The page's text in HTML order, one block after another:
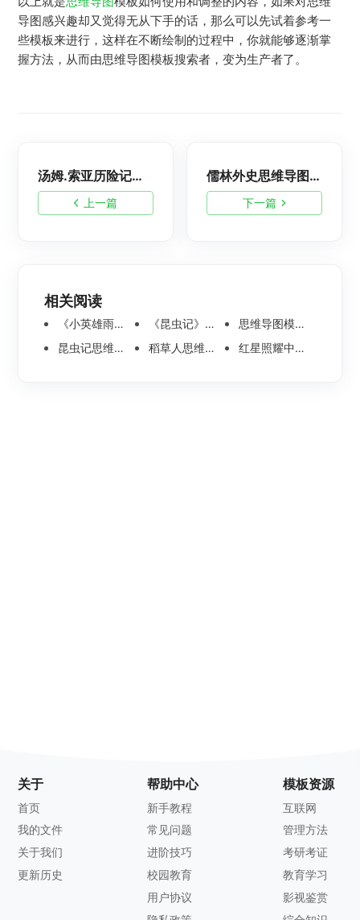
导图感兴趣却又觉得无从下手的话，那么可以先试着参考一
些模板来进行，这样在不断绘制的过程中，你就能够逐渐掌
握方法，从而由思维导图模板搜索者，变为生产者了。
上一篇
汤姆.索亚历险记思维导图整理，高清简单脑图制作
下一篇
儒林外史思维导图整理，儒林外史深度解析脑图
相关阅读
《小英雄雨来》思维导图高清图分享-小英雄雨来思维导图绘制方法 《昆虫记》思维导图高清分享-昆虫记思维导图绘制步骤分享
思维导图模板合集！50＋精美好用的思维导图模板分享
昆虫记思维导图-全文内容脑图整理
稻草人思维导图-简单又漂亮整理分享 红星照耀中国思维导图-全文内容梳理
关于
首页
我的文件
关于我们
更新历史
帮助中心
新手教程
常见问题
进阶技巧
校园教育
用户协议
模板资源
互联网
管理方法
考研考证
教育学习
影视鉴赏